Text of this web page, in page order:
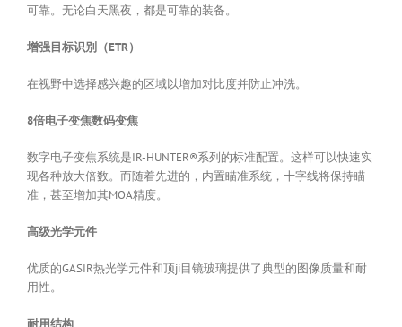
可靠。无论白天黑夜，都是可靠的装备。
增强目标识别（ETR）
在视野中选择感兴趣的区域以增加对比度并防止冲洗。
8倍电子变焦数码变焦
数字电子变焦系统是IR-HUNTER®系列的标准配置。这样可以快速实
现各种放大倍数。而随着先进的，内置瞄准系统，十字线将保持瞄
准，甚至增加其MOA精度。
高级光学元件
优质的GASIR热光学元件和顶ji目镜玻璃提供了典型的图像质量和耐
用性。
耐用结构